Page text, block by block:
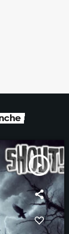
play_arrow